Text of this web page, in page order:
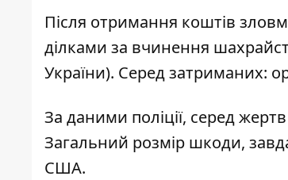
Після отримання коштів
ділками за вчинення
України). Серед затриманих:
За даними поліції, серед
Загальний розмір шкоди,
США.